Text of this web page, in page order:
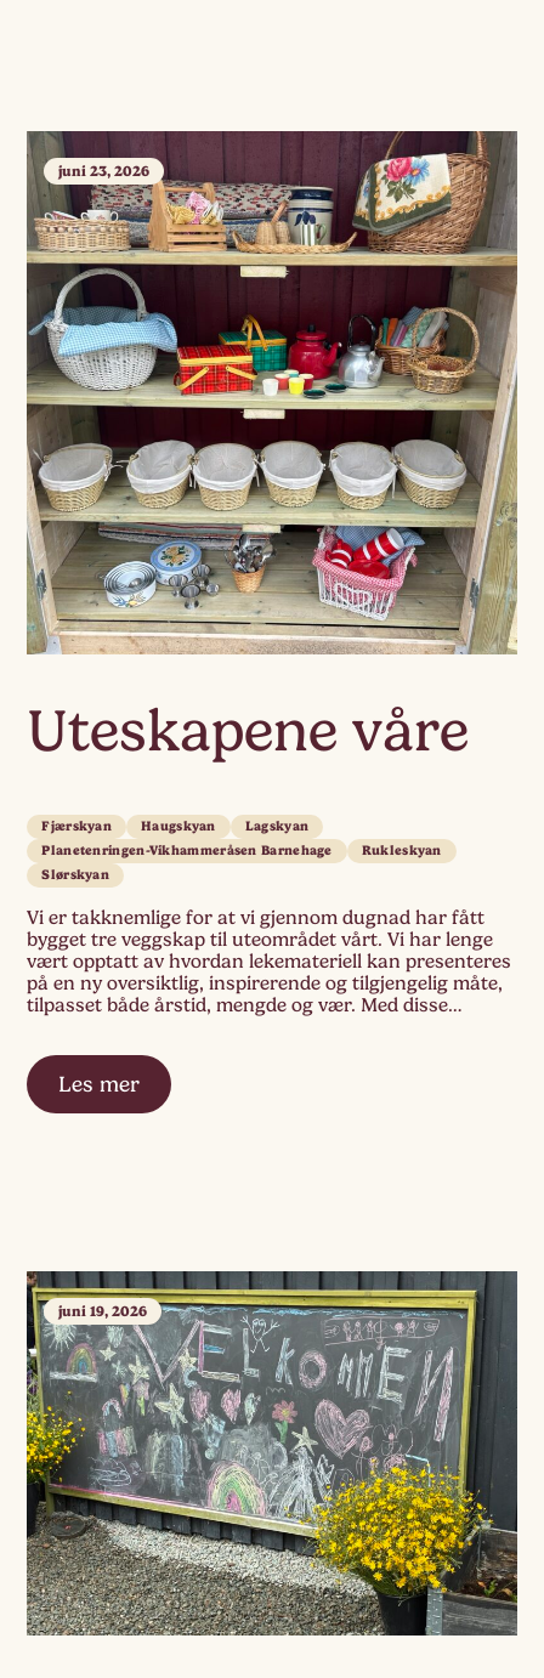
Uteskapene våre
juni 23, 2026
Fjærskyan Haugskyan
Lagskyan
Planetenringen-Vikhammeråsen Barnehage
Rukleskyan
Slørskyan
Vi er takknemlige for at vi gjennom dugnad har fått
bygget tre veggskap til uteområdet vårt. Vi har lenge
vært opptatt av hvordan lekemateriell kan presenteres
på en ny oversiktlig, inspirerende og tilgjengelig måte,
tilpasset både årstid, mengde og vær. Med disse
Les mer
juni 19, 2026